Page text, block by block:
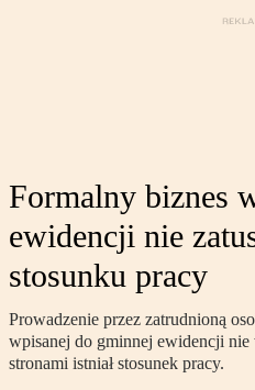
Formalny biznes
ewidencji nie
stosunku pracy
Prowadzenie przez zatrudnioną
wpisanej do gminnej ewidencji
stronami istniał stosunek pracy.